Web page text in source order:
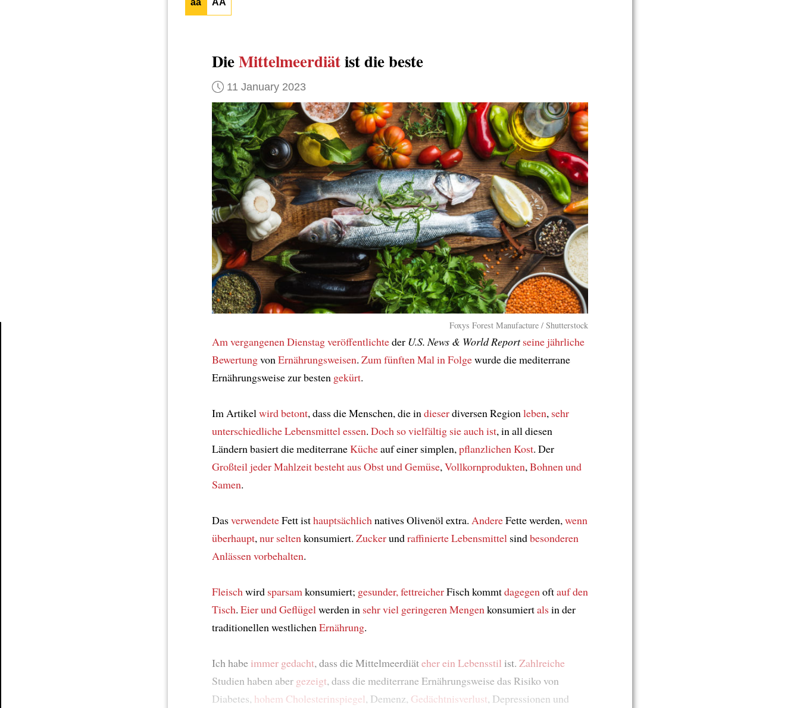
aa AA
DieMittelmeerdiätist die beste
11 January 2023
Foxys Forest Manufacture / Shutterstock
Am vergangenen Dienstagveröffentlichteder U.S. News & World Report seine jährliche
Bewertungvon Ernährungsweisen. Zum fünften Mal in Folgewurde die mediterrane
Ernährungsweise zur besten gekürt.
Im Artikel wird betont, dass die Menschen, die in dieserdiversen Region leben, sehr
unterschiedliche Lebensmittel essen. Doch so vielfältig sie auch ist, in all diesen
Ländern basiert die mediterraneKücheauf einer simplen, pflanzlichen Kost. Der
Großteil jeder Mahlzeitbesteht ausObst und Gemüse, Vollkornprodukten, Bohnen und
Samen.
DasverwendeteFett isthauptsächlich natives Olivenöl extra. AndereFette werden, wenn
überhaupt, nur selten konsumiert. Zuckerundraffinierte Lebensmittel sindbesonderen
Anlässen vorbehalten.
Fleisch wird sparsam konsumiert; gesunder, fettreicherFisch kommtdagegen oftauf den
Tisch. Eier und Geflügel werden in sehr viel geringeren Mengen konsumiertalsin der
traditionellen westlichen Ernährung.
Ich habe immer gedacht, dass die Mittelmeerdiäteher ein Lebensstil ist. Zahlreiche
Studien haben aber gezeigt, dass die mediterrane Ernährungsweise das Risiko von
Diabetes, hohem Cholesterinspiegel, Demenz, Gedächtnisverlust, Depressionen und